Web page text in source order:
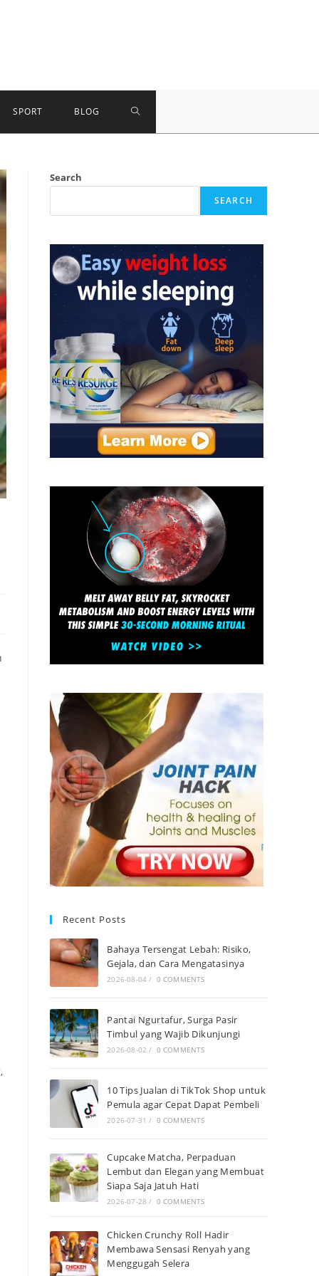
SPORT BLOG TOGGLE
Search
SEARCH
Recent Posts
Bahaya Tersengat Lebah: Risiko,
Gejala, dan Cara Mengatasinya
2026-08-04 / 0 COMMENTS
Pantai Ngurtafur, Surga Pasir
Timbul yang Wajib Dikunjungi
2026-08-02 / 0 COMMENTS
10 Tips Jualan di TikTok Shop untuk
Pemula agar Cepat Dapat Pembeli
2026-07-31 / 0 COMMENTS
Cupcake Matcha, Perpaduan
Lembut dan Elegan yang Membuat
Siapa Saja Jatuh Hati
2026-07-28 / 0 COMMENTS
Chicken Crunchy Roll Hadir
Membawa Sensasi Renyah yang
Menggugah Selera